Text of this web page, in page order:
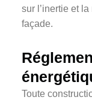
sur l’inertie et
façade.
Toute